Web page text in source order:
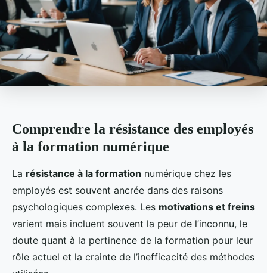
Comprendre la résistance des employés
à la formation numérique
La résistance à la formation numérique chez les
employés est souvent ancrée dans des raisons
psychologiques complexes. Les motivations et freins
varient mais incluent souvent la peur de l’inconnu, le
doute quant à la pertinence de la formation pour leur
rôle actuel et la crainte de l’inefficacité des méthodes